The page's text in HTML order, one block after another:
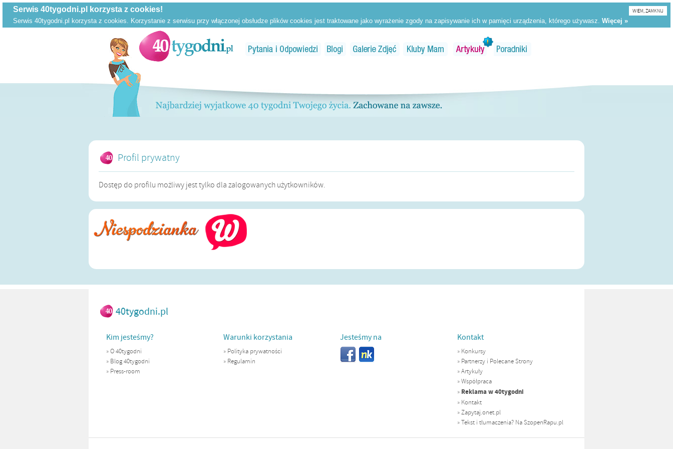
WIEM, ZAMKNIJ
Profil prywatny
Dostęp do profilu możliwy jest tylko dla zalogowanych użytkowników.
40tygodni.pl
Kim jesteśmy?
»O 40tygodni
» Blog 40tygodni
» Press-room
Warunki korzystania
» Polityka prywatności
» Regulamin
Jesteśmy na Kontakt
» Konkursy
» Partnerzy i Polecane Strony
»Artykuły
»Współpraca
» Reklama w 40tygodni
» Kontakt
»Zapytaj.onet.pl
»Tekst i tłumaczenia? Na SzopenRapu.pl